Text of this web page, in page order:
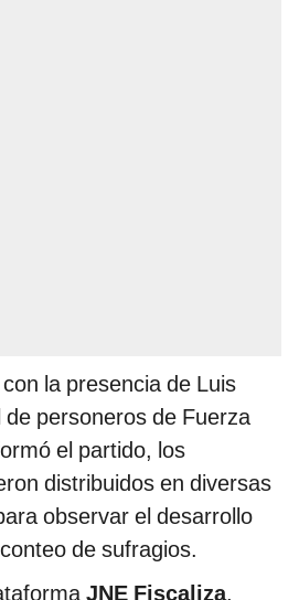
la presencia de Luis
personeros de Fuerza
el partido, los
distribuidos en diversas
observar el desarrollo
de sufragios.
JNE Fiscaliza,